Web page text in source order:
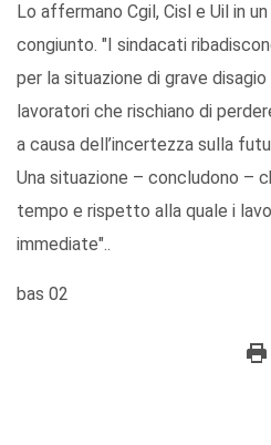
Lo affermano Cgil, Cisl e Uil in
congiunto. "I sindacati
per la situazione di grave
lavoratori che rischiano di
a causa dell’incertezza sulla
Una situazione – concludono –
tempo e rispetto alla quale i
immediate"..
bas 02